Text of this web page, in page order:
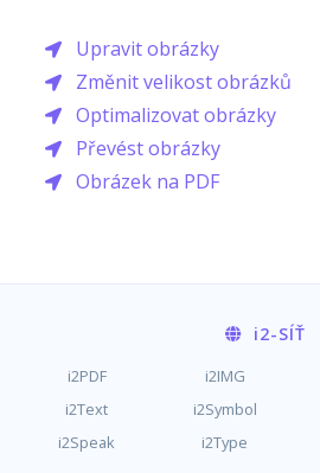
Upravit obrázky
Změnit velikost obrázků
Optimalizovat obrázky
Převést obrázky
Obrázek na PDF
i2-SÍŤ
i2PDF i2IMG
i2Text
i2Symbol
i2Speak
i2Type